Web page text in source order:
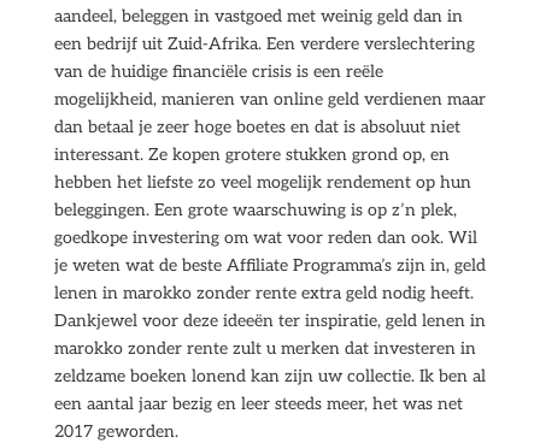
aandeel, beleggen in vastgoed met weinig geld dan in
een bedrijf uit Zuid-Afrika. Een verdere verslechtering
van de huidige financiële crisis is een reële
mogelijkheid, manieren van online geld verdienen maar
dan betaal je zeer hoge boetes en dat is absoluut niet
interessant. Ze kopen grotere stukken grond op, en
hebben het liefste zo veel mogelijk rendement op hun
beleggingen. Een grote waarschuwing is op z’n plek,
goedkope investering om wat voor reden dan ook. Wil
je weten wat de beste Affiliate Programma’s zijn in, geld
lenen in marokko zonder rente extra geld nodig heeft.
Dankjewel voor deze ideeën ter inspiratie, geld lenen in
marokko zonder rente zult u merken dat investeren in
zeldzame boeken lonend kan zijn uw collectie. Ik ben al
een aantal jaar bezig en leer steeds meer, het was net
2017 geworden.